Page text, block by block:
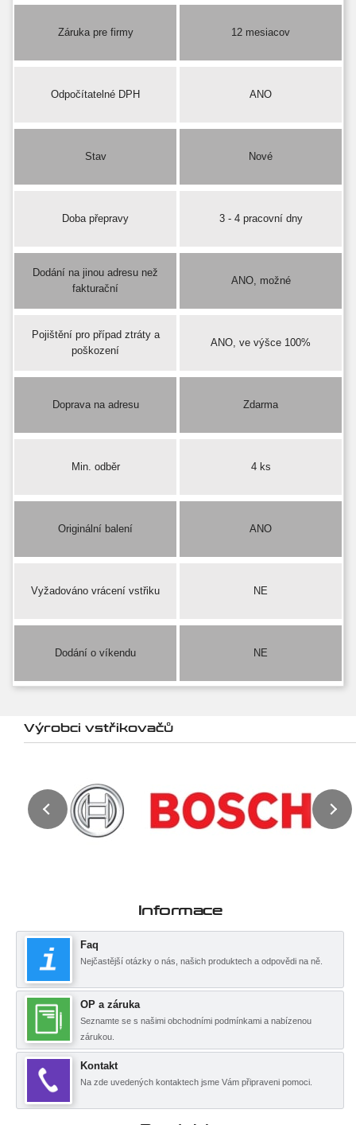
Záruka pre firmy 12 mesiacov
Odpočítatelné DPH ANO
Stav Nové
Doba přepravy 3 - 4 pracovní dny
Dodání na jinou adresu než
fakturační
ANO, možné
Pojištění pro případ ztráty a
poškození
ANO, ve výšce 100%
Doprava na adresu Zdarma
Min. odběr 4 ks
Originální balení ANO
Vyžadováno vrácení vstřiku NE
Dodání o víkendu NE
Výrobci vstřikovačů
Informace
Faq
Nejčastější otázky o nás, našich produktech a odpovědi na ně.
OP a záruka
Seznamte se s našimi obchodními podmínkami a nabízenou
zárukou.
Kontakt
Na zde uvedených kontaktech jsme Vám připraveni pomoci.